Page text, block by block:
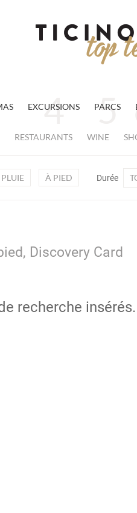
EXCURSIONS PARCS
RESTAURANTS WINE
PLUIE À PIED Durée
Discovery Card
recherche insérés.